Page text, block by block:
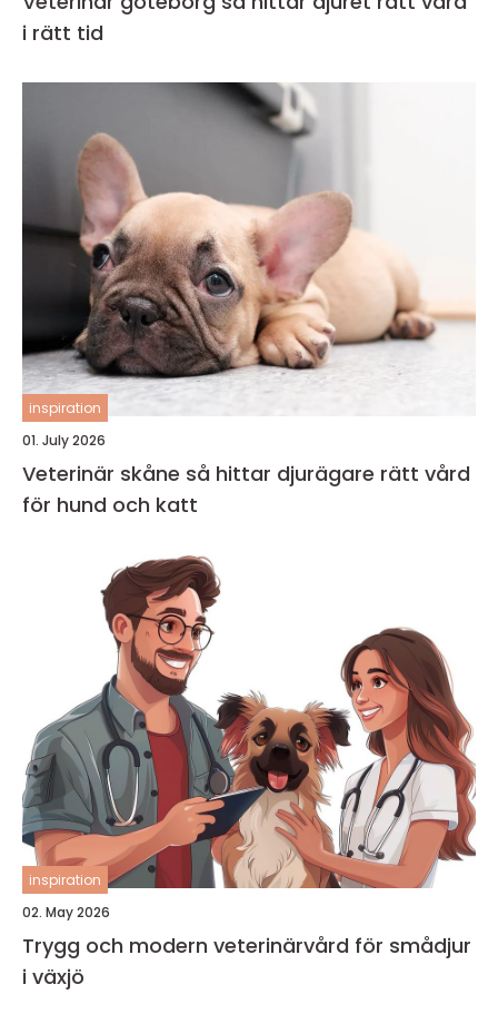
i rätt tid
inspiration
01. July 2026
Veterinär skåne så hittar djurägare rätt vård
för hund och katt
inspiration
02. May 2026
Trygg och modern veterinärvård för smådjur
i växjö